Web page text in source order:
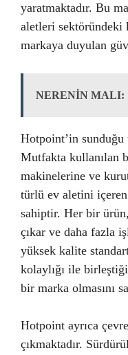
yaratmaktadır. Bu
aletleri sektöründeki
markaya duyulan
NERENİN MALI:
Hotpoint’in
Mutfakta kullanılan
makinelerine ve
türlü ev aletini
sahiptir. Her bir
çıkar ve daha fazla
yüksek kalite
kolaylığı ile
bir marka olmasını
Hotpoint ayrıca
çıkmaktadır.